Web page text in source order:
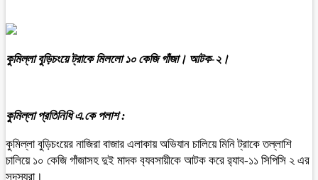
কুমিল্লা বুড়িচংয়ে ট্রাকে মিললো ১০ কেজি গাঁজা। আটক-২।
কুমিল্লা প্রতিনিধি এ.কে পলাশ :
কুমিল্লা বুড়িচংয়ের নাজিরা বাজার এলাকায় অভিযান চালিয়ে মিনি ট্রাকে তল্লাশি
চালিয়ে ১০ কেজি গাঁজাসহ দুই মাদক ব‍্যবসায়ীকে আটক করে র‌্যাব-১১ সিপিসি ২ এর
সদস্যরা।